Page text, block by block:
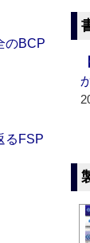
のBCP
るFSP